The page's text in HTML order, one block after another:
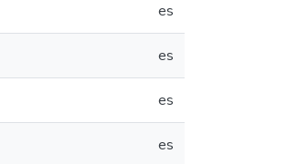
es
es
es
es